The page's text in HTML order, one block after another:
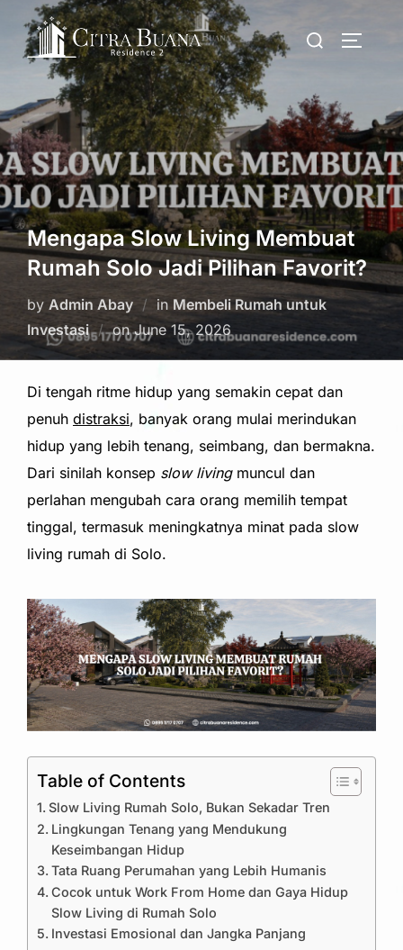
content
Search
Mengapa Slow Living Membuat
Rumah Solo Jadi Pilihan Favorit?
by Admin Abay in Membeli Rumah untuk
Investasi
onPosted
on
June 15, 2026
Di tengah ritme hidup yang semakin cepat dan
penuh distraksi, banyak orang mulai merindukan
hidup yang lebih tenang, seimbang, dan bermakna.
Dari sinilah konsep slow livingmuncul dan
perlahan mengubah cara orang memilih tempat
tinggal, termasuk meningkatnya minat pada slow
living rumah di Solo.
Table of Contents
Slow Living Rumah Solo, Bukan Sekadar Tren
Lingkungan Tenang yang Mendukung
Keseimbangan Hidup
Tata Ruang Perumahan yang Lebih Humanis
Cocok untuk Work From Home dan Gaya Hidup
Slow Living di Rumah Solo
Investasi Emosional dan Jangka Panjang